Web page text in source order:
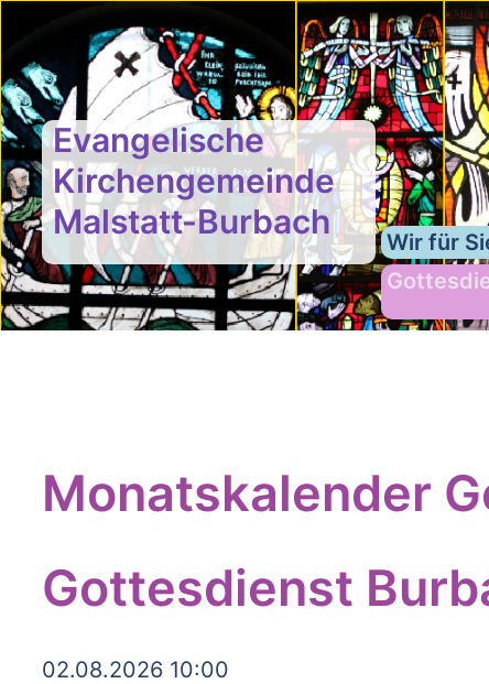
Evangelische
Kirchengemeinde
Malstatt-Burbach
Wir für
Monatskalender
Gottesdienst
02.08.2026 10:00